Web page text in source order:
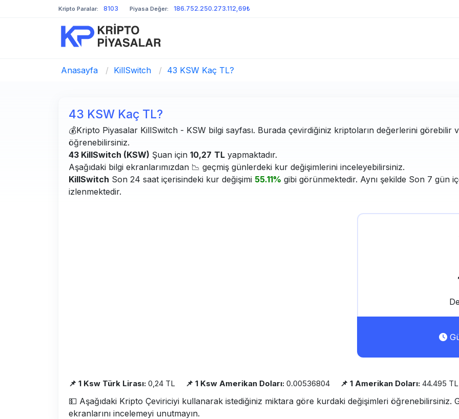
Kripto Paralar: 8103 Piyasa Değer: 186.752.250.273.112,69₺
Anasayfa / KillSwitch / 43 KSW Kaç TL?
43 KSW Kaç TL?
💰Kripto Piyasalar KillSwitch - KSW bilgi sayfası. Burada çevirdiğiniz kriptoların değerlerini görebilir
öğrenebilirsiniz.
43 KillSwitch (KSW) Şuan için 10,27 TL yapmaktadır.
Aşağıdaki bilgi ekranlarımızdan 📉 geçmiş günlerdeki kur değişimlerini inceleyebilirsiniz.
KillSwitch Son 24 saat içerisindeki kur değişimi 55.11% gibi görünmektedir. Aynı şekilde Son 7 gün
izlenmektedir.
📌 1 Ksw Türk Lirası: 0,24 TL 📌 1 Ksw Amerikan Doları: 0.00536804 📌 1 Amerikan Doları: 44.495 TL
💵 Aşağıdaki Kripto Çeviriciyi kullanarak istediğiniz miktara göre kurdaki değişimleri öğrenebilirsiniz.
ekranlarını incelemeyi unutmayın.